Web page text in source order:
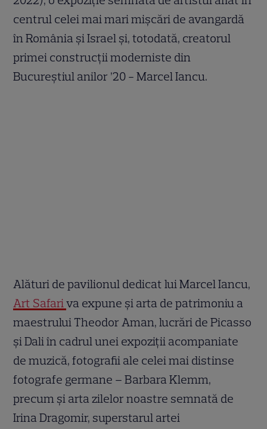
centrul celei mai mari mișcări de avangardă
în România și Israel și, totodată, creatorul
primei construcții moderniste din
Bucureștiul anilor ’20 - Marcel Iancu.
Alături de pavilionul dedicat lui Marcel Iancu,
Art Safariva expune și arta de patrimoniu a
maestrului Theodor Aman, lucrări de Picasso
și Dali în cadrul unei expoziții acompaniate
de muzică, fotografii ale celei mai distinse
fotografe germane – Barbara Klemm,
precum și arta zilelor noastre semnată de
Irina Dragomir, superstarul artei